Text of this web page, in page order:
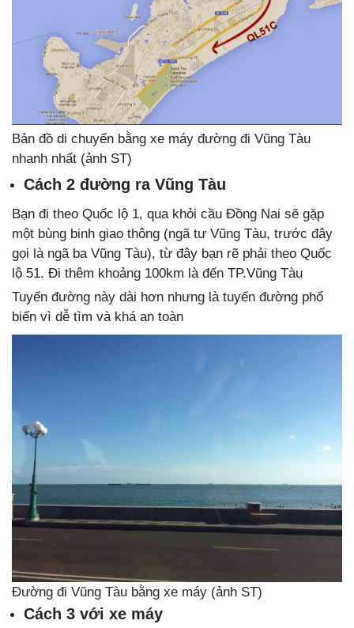
Bản đồ di chuyển bằng xe máy đường đi Vũng Tàu
nhanh nhất (ảnh ST)
Cách 2 đường ra Vũng Tàu
Bạn đi theo Quốc lộ 1, qua khỏi cầu Đồng Nai sẽ gặp
một bùng binh giao thông (ngã tư Vũng Tàu, trước đây
gọi là ngã ba Vũng Tàu), từ đây bạn rẽ phải theo Quốc
lộ 51. Đi thêm khoảng 100km là đến TP.Vũng Tàu
Tuyến đường này dài hơn nhưng là tuyến đường phổ
biến vì dễ tìm và khá an toàn
Đường đi Vũng Tàu bằng xe máy (ảnh ST)
Cách 3 với xe máy